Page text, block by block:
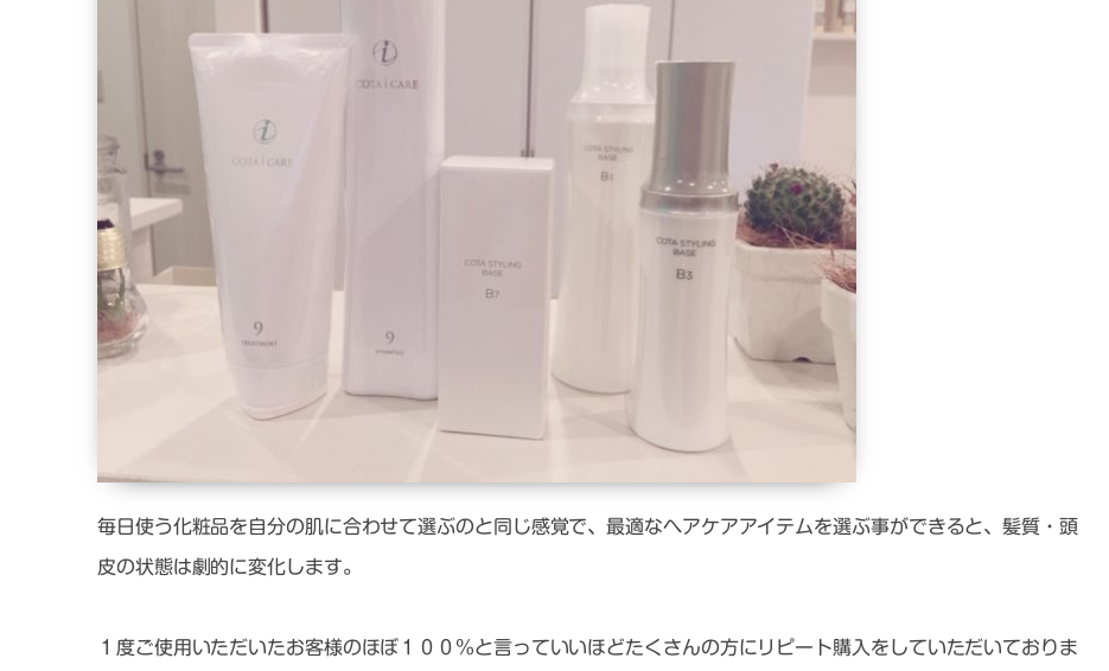
毎日使う化粧品を自分の肌に合わせて選ぶのと同じ感覚で、最適なヘアケアアイテムを選ぶ事ができると、髪質・頭
皮の状態は劇的に変化します。
１度ご使用いただいたお客様のほぼ１００％と言っていいほどたくさんの方にリピート購入をしていただいておりま